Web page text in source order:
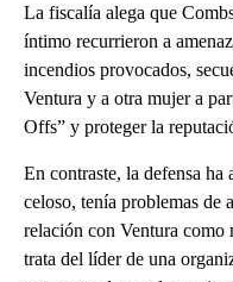
La fiscalía alega que
íntimo recurrieron a
incendios provocados,
Ventura y a otra mujer a
Offs” y proteger la
En contraste, la defensa ha
celoso, tenía problemas de
relación con Ventura como
trata del líder de una